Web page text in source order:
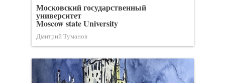
Московский государственный
университет
Moscow state University
Дмитрий Туманов